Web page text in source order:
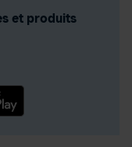
et produits